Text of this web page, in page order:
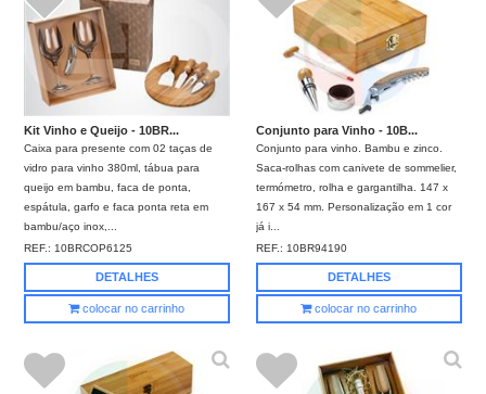
Kit Vinho e Queijo - 10BR...
Caixa para presente com 02 taças de
vidro para vinho 380ml, tábua para
queijo em bambu, faca de ponta,
espátula, garfo e faca ponta reta em
bambu/aço inox,...
REF.: 10BRCOP6125
DETALHES
colocar no carrinho
Conjunto para Vinho - 10B...
Conjunto para vinho. Bambu e zinco.
Saca-rolhas com canivete de sommelier,
termómetro, rolha e gargantilha. 147 x
167 x 54 mm. Personalização em 1 cor
já i...
REF.: 10BR94190
DETALHES
colocar no carrinho